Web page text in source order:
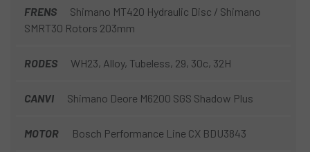
FRENS
Shimano MT420 Hydraulic Disc / Shimano
SMRT30 Rotors 203mm
RODES WH23, Alloy, Tubeless, 29, 30c, 32H
CANVI Shimano Deore M6200 SGS Shadow Plus
MOTOR Bosch Performance Line CX BDU3843